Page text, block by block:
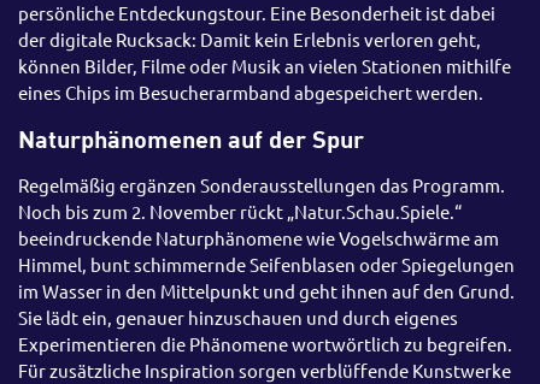
persönliche Entdeckungstour. Eine Besonderheit ist dabei
der digitale Rucksack: Damit kein Erlebnis verloren geht,
können Bilder, Filme oder Musik an vielen Stationen mithilfe
eines Chips im Besucherarmband abgespeichert werden.
Naturphänomenen auf der Spur
Regelmäßig ergänzen Sonderausstellungen das Programm.
Noch bis zum 2. November rückt „Natur.Schau.Spiele.“
beeindruckende Naturphänomene wie Vogelschwärme am
Himmel, bunt schimmernde Seifenblasen oder Spiegelungen
im Wasser in den Mittelpunkt und geht ihnen auf den Grund.
Sie lädt ein, genauer hinzuschauen und durch eigenes
Experimentieren die Phänomene wortwörtlich zu begreifen.
Für zusätzliche Inspiration sorgen verblüffende Kunstwerke